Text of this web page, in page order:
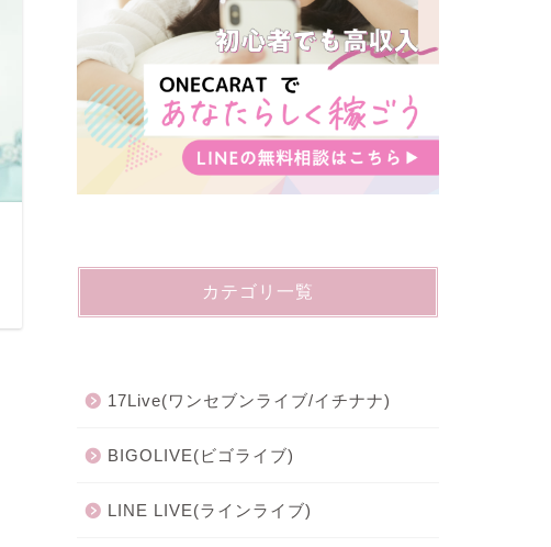
カテゴリ一覧
17Live(ワンセブンライブ/イチナナ)
BIGOLIVE(ビゴライブ)
LINE LIVE(ラインライブ)